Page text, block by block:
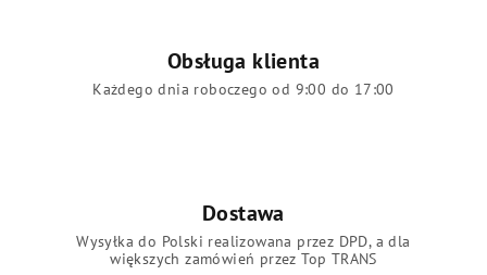
Obsługa klienta
Każdego dnia roboczego od 9:00 do 17:00
Dostawa
Wysyłka do Polski realizowana przez DPD, a dla
większych zamówień przez Top TRANS